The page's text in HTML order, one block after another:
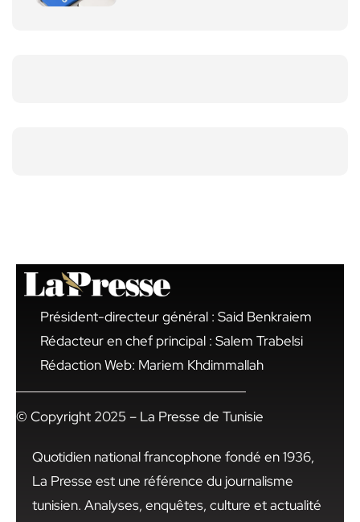
Président-directeur général : Said Benkraiem
Rédacteur en chef principal : Salem Trabelsi
Rédaction Web: Mariem Khdimmallah
© Copyright 2025 – La Presse de Tunisie
Quotidien national francophone fondé en 1936,
La Presse est une référence du journalisme
tunisien. Analyses, enquêtes, culture et actualité